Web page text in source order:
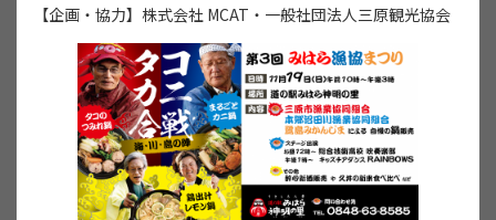
【企画・協力】株式会社 MCAT・一般社団法人三原観光協会